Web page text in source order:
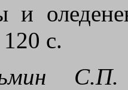
и
с.
С.П.